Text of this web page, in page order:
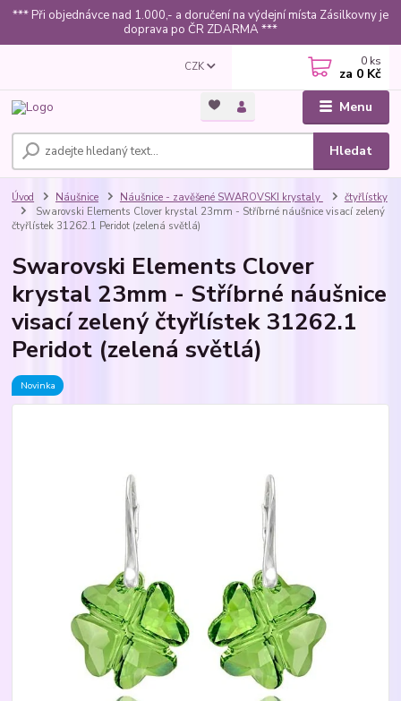
*** Při objednávce nad 1.000,- a doručení na výdejní místa Zásilkovny je
doprava po ČR ZDARMA ***
Menu
CZK
Hledat
0 ks
za 0 Kč
Úvod Náušnice Náušnice - zavěšené SWAROVSKI krystaly
čtyřlístky
Swarovski Elements Clover krystal 23mm - Stříbrné náušnice visací zelený
čtyřlístek 31262.1 Peridot (zelená světlá)
Swarovski Elements Clover
krystal 23mm - Stříbrné náušnice
visací zelený čtyřlístek 31262.1
Peridot (zelená světlá)
Novinka